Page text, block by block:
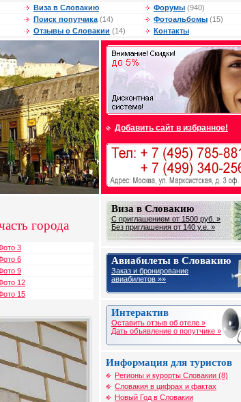
Виза в Словакию Форумы (940)
Поиск попутчика (14) Фотоальбомы (15)
Отзывы о Словакии (14) Контакты
Добавить сайт в избранное!
города
3
6
9
12
15
Виза в Словакию
С приглашением от 1500 руб. »
Без приглашения от 140 у.е. »
Авиабилеты в Словакию
Заказ и бронирование
авиабилетов »»
Интерактив
Оставить отзыв об отеле »
Дать объявление о попутчике »
Информация для туристов
Регионы и курорты Словакии (8)
Словакия в цифрах и фактах
Новый Год в Словакии